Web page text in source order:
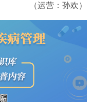
（运营：孙欢）